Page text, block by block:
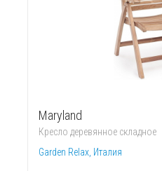
Maryland
Кресло деревянное складное
Garden Relax, Италия